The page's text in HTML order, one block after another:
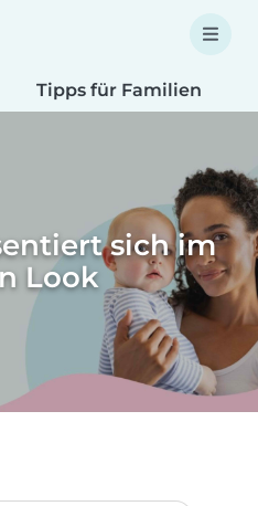
Tipps für Familien
sich im
Look